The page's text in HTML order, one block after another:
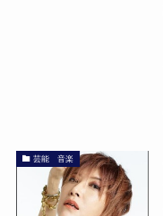
芸能 音楽